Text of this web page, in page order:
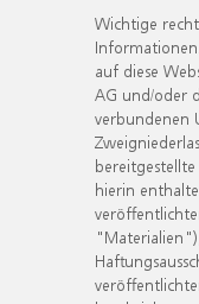
Wichtige
auf diese
AG und/oder
verbundenen
hierin